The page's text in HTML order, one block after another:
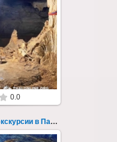
на реку Квай,
и Сайок Яй,
деревня...
0.0
Река Квай на 3 дня фото экскурсии в Паттайе 36